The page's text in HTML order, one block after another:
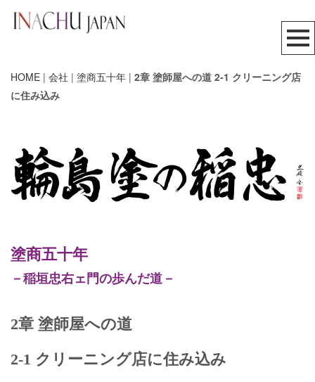
HOME | 会社 | 塗商五十年 | 2章 塗師屋への道 2-1 クリーニング店
に住み込み
塗商五十年
－稲垣忠右ェ門の歩んだ道－
2章 塗師屋への道
2-1 クリーニング店に住み込み